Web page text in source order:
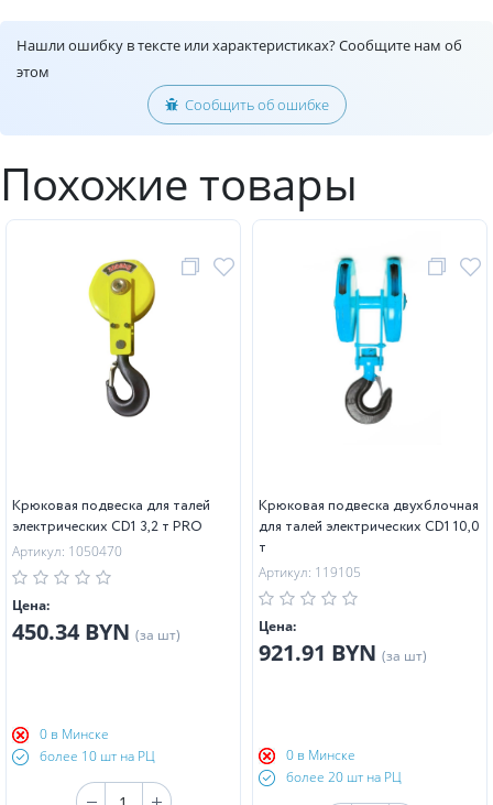
Нашли ошибку в тексте или характеристиках? Сообщите нам об
этом
Сообщить об ошибке
Похожие товары
Крюковая подвеска для талей
электрических CD1 3,2 т PRO
Артикул: 1050470
Цена:
450.34 BYN (за шт)
0 в Минске
более 10 шт на РЦ
Крюковая подвеска двухблочная
для талей электрических CD1 10,0
т
Артикул: 119105
Цена:
921.91 BYN (за шт)
0 в Минске
более 20 шт на РЦ